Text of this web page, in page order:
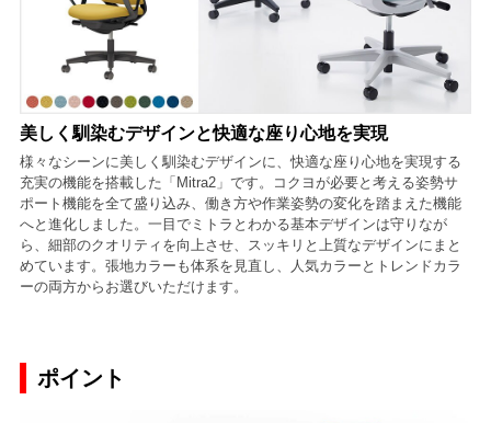
美しく馴染むデザインと快適な座り心地を実現
様々なシーンに美しく馴染むデザインに、快適な座り心地を実現する
充実の機能を搭載した「Mitra2」です。コクヨが必要と考える姿勢サ
ポート機能を全て盛り込み、働き方や作業姿勢の変化を踏まえた機能
へと進化しました。一目でミトラとわかる基本デザインは守りなが
ら、細部のクオリティを向上させ、スッキリと上質なデザインにまと
めています。張地カラーも体系を見直し、人気カラーとトレンドカラ
ーの両方からお選びいただけます。
ポイント